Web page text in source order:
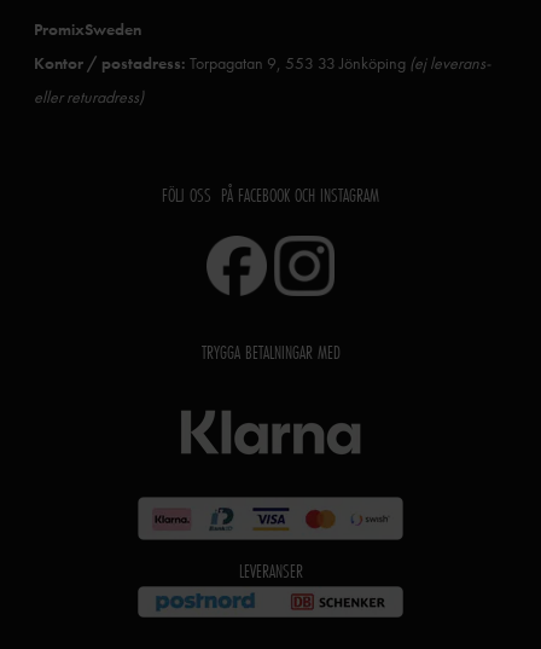
PromixSweden
Kontor / postadress: Torpagatan 9, 553 33 Jönköping (ej leverans-
eller returadress)
FÖLJ OSS PÅ FACEBOOK OCH INSTAGRAM
TRYGGA BETALNINGAR MED
LEVERANSER